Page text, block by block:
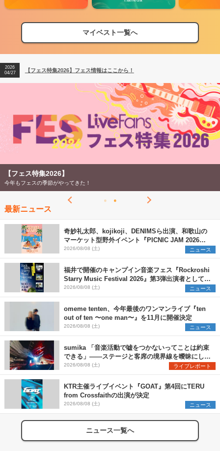
マイベスト一覧へ
【フェス特集2026】フェス情報はここから！
【ライブ動員ランキング】2026年上半期編発表！
2026
04/27
【フェス特集2026】フェス情報はここから！
2026
【ライブ動員ランキング】2026年上半期編発表！
【フェス特集2026】
今年もフェスの季節がやってきた！
最新ニュース
奇妙礼太郎、kojikoji、DENIMSら出演、和歌山の
マーケット型野外イベント『PICNIC JAM 2026』
早割チケット発売開始
2026/08/08 (土) ニュース
福井で開催のキャンプイン音楽フェス『Rockroshi
Starry Music Festival 2026』第3弾出演者として
SCOOBIE DO、かりゆし58、Reiを発表
2026/08/08 (土) ニュース
omeme tenten、今年最後のワンマンライブ『ten
out of ten 〜one man〜』を11月に開催決定
2026/08/08 (土) ニュース
sumika 「音楽活動で嘘をつかないってことは約束
できる」――ステージと客席の境界線を曖昧にし
た、ツアーファイナル武道館公演レポート
2026/08/08 (土) ライブレポート
KTR主催ライブイベント『GOAT』第4回にTERU
from Crossfaithの出演が決定
2026/08/08 (土) ニュース
ニュース一覧へ